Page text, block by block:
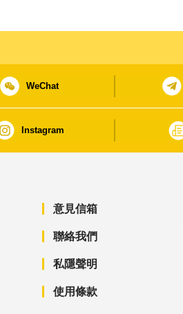
WeChat
Instagram
意見信箱
聯絡我們
私隱聲明
使用條款